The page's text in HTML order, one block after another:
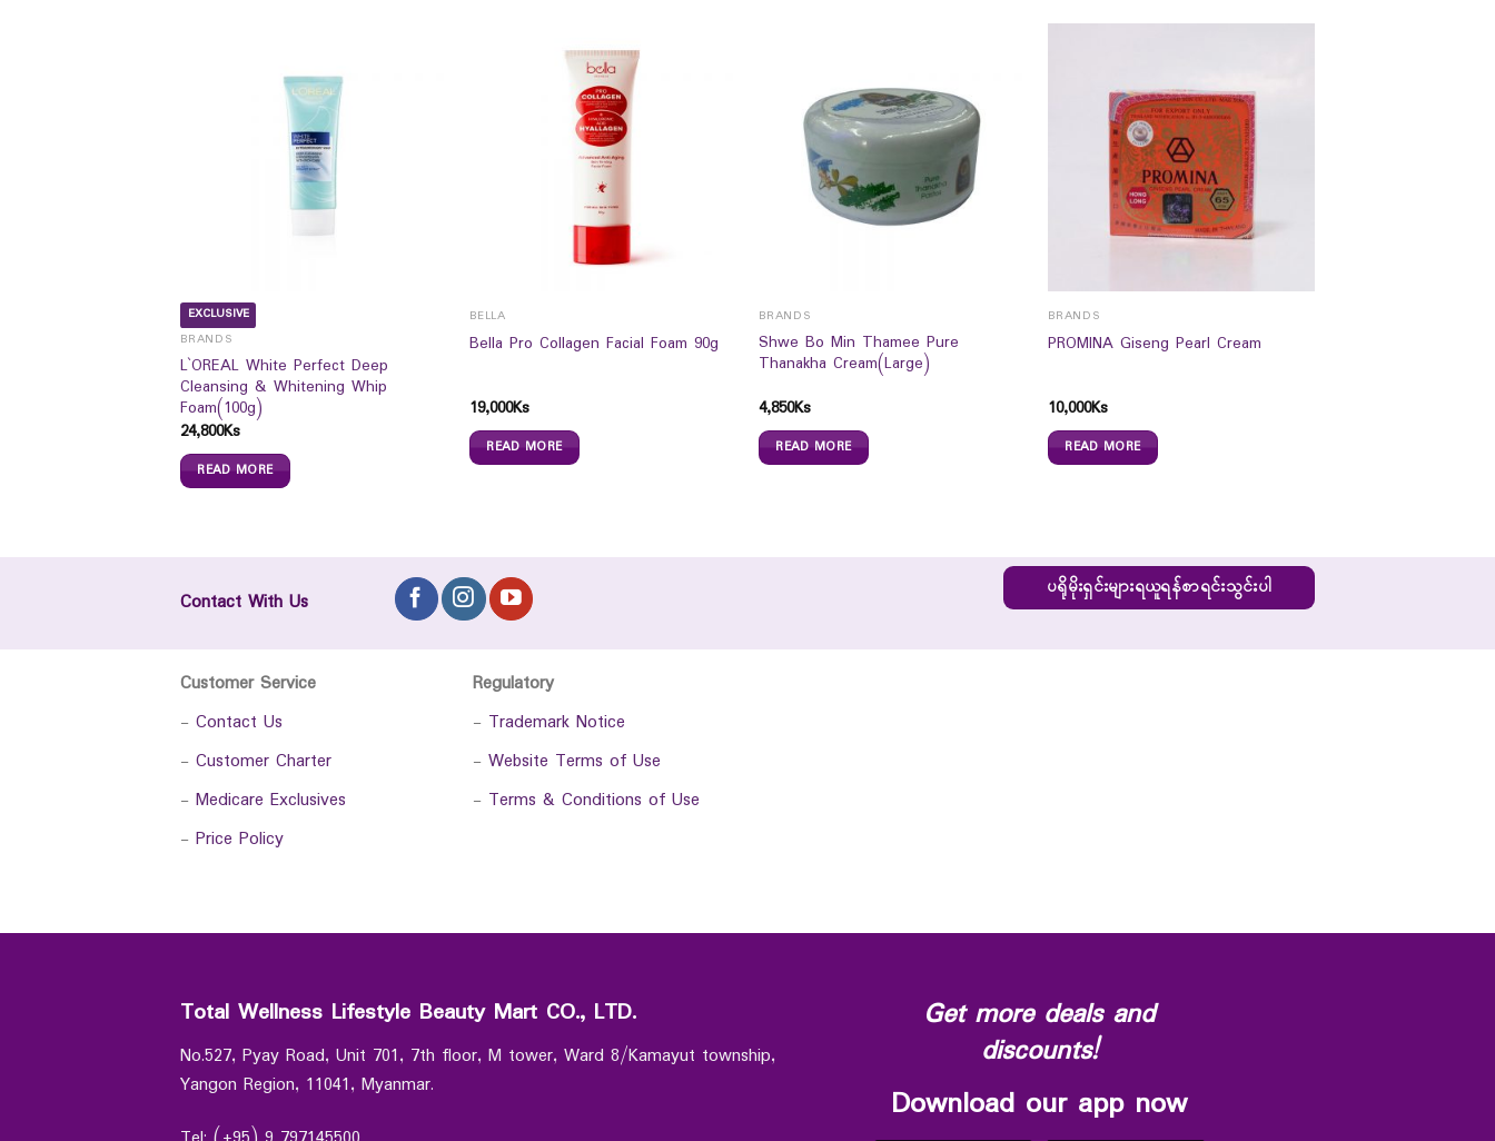
EXCLUSIVE
BRANDS
L`OREAL White Perfect Deep
Cleansing & Whitening Whip
Foam(100g)
24,800Ks
READ MORE
BELLA
Bella Pro Collagen Facial Foam 90g
19,000Ks
READ MORE
BRANDS
Shwe Bo Min Thamee Pure
Thanakha Cream(Large)
4,850Ks
READ MORE
BRANDS
PROMINA Giseng Pearl Cream
10,000Ks
READ MORE
Contact With Us
ပရိုမိုးရှင်းများရယူရန်စာရင်းသွင်းပါ
Customer Service
- Contact Us
- Customer Charter
- Medicare Exclusives
- Price Policy
Regulatory
- Trademark Notice
- Website Terms of Use
- Terms & Conditions of Use
Total Wellness Lifestyle Beauty Mart CO., LTD.
No.527, Pyay Road, Unit 701, 7th floor, M tower, Ward 8/Kamayut township,
Yangon Region, 11041, Myanmar.
Get more deals and
discounts!
Download our app now